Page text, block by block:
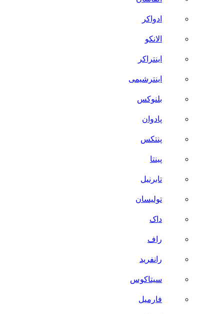
ادواکر
الانکو
اینتراکر
اینترشیمی
بلنوکس
پادوان
پنتکس
پینتا
تابرنیل
تولیسان
داک
راف
رانفرید
سیتاکوس
فارمیل